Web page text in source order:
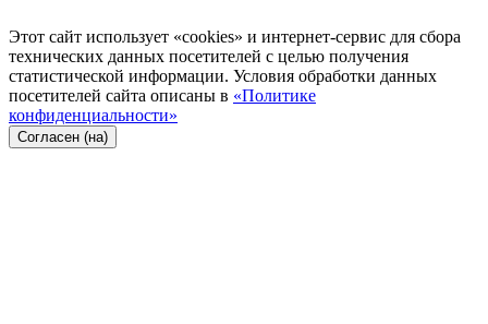
Этот сайт использует «cookies» и интернет-сервис для сбора
технических данных посетителей с целью получения
статистической информации. Условия обработки данных
посетителей сайта описаны в «Политике
конфиденциальности»
Согласен (на)